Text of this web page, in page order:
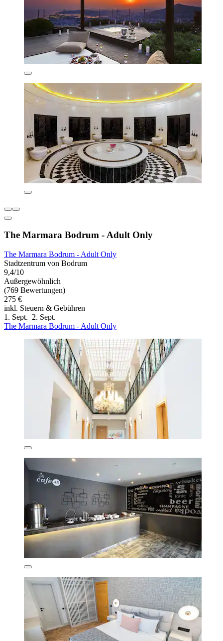
The Marmara Bodrum - Adult Only
The Marmara Bodrum - Adult Only
Stadtzentrum von Bodrum
9,4/10
Außergewöhnlich
(769 Bewertungen)
275 €
inkl. Steuern & Gebühren
1. Sept.–2. Sept.
The Marmara Bodrum - Adult Only